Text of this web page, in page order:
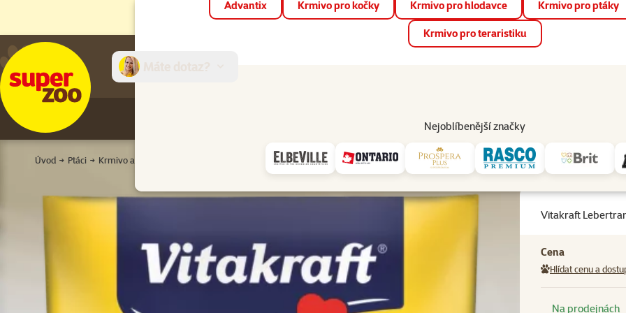
📱 Stáhněte si novou aplikaci Super zoo.Více informací
Advantix Krmivo pro kočky Krmivo pro hlodavce Krmivo pro ptáky
Krmivo pro teraristiku
Nejoblíbenější značky
Prodejny Služby
Úvod Ptáci Krmivo a pochoutky Sépiové kosti a vitamíny pro papoušky Doplňkové krmivo a vitamíny Vitakraft Lebertran Perlen 20g
Vitakraft
Cena
Hlídat cenu a
Na prodejnách